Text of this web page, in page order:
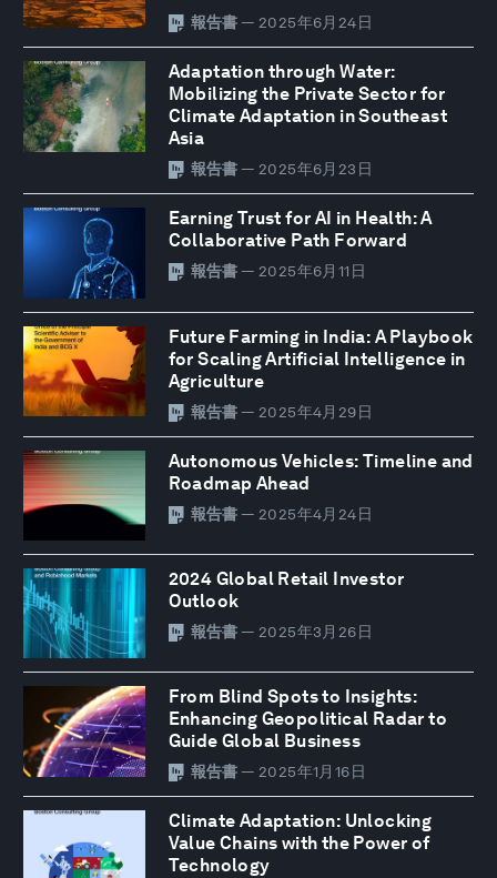
報告書 — 2025年6月24日
Adaptation through Water:
Mobilizing the Private Sector for
Climate Adaptation in Southeast
Asia
報告書 — 2025年6月23日
Earning Trust for AI in Health: A
Collaborative Path Forward
報告書 — 2025年6月11日
Future Farming in India: A Playbook
for Scaling Artificial Intelligence in
Agriculture
報告書 — 2025年4月29日
Autonomous Vehicles: Timeline and
Roadmap Ahead
報告書 — 2025年4月24日
2024 Global Retail Investor
Outlook
報告書 — 2025年3月26日
From Blind Spots to Insights:
Enhancing Geopolitical Radar to
Guide Global Business
報告書 — 2025年1月16日
Climate Adaptation: Unlocking
Value Chains with the Power of
Technology